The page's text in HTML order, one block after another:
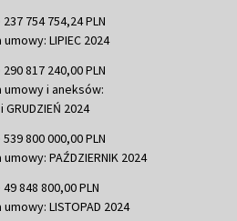
754 754,24 PLN
LIPIEC 2024
817 240,00 PLN
umowy i aneksów:
GRUDZIEŃ 2024
800 000,00 PLN
PAŹDZIERNIK 2024
848 800,00 PLN
LISTOPAD 2024